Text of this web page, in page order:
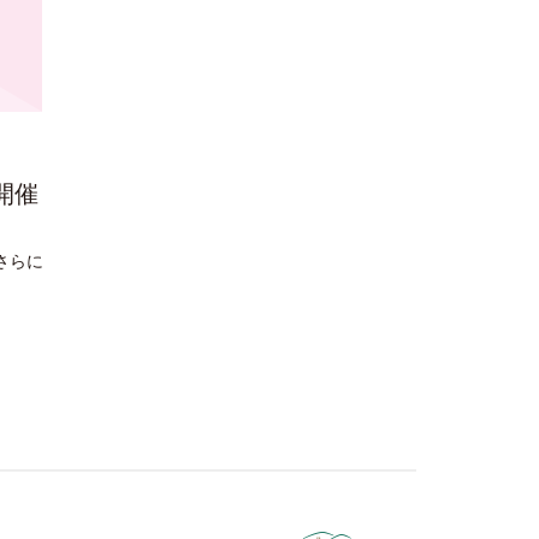
催
らに